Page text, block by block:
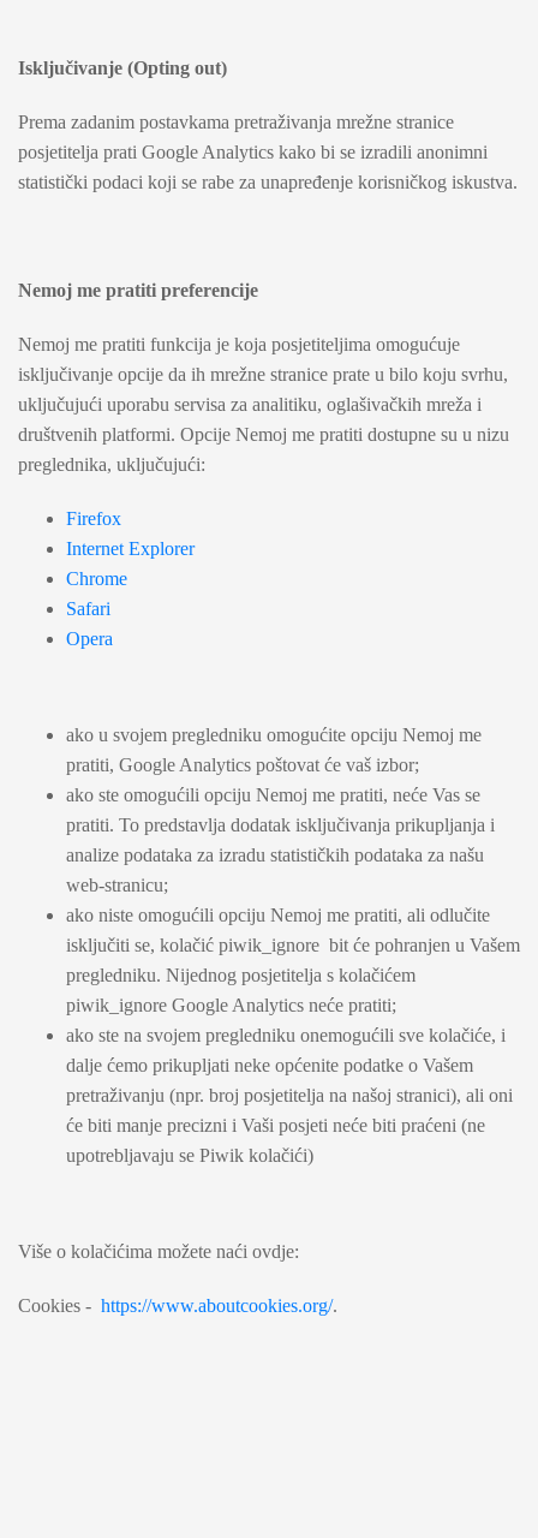
Isključivanje (Opting out)
Prema zadanim postavkama pretraživanja mrežne stranice
posjetitelja prati Google Analytics kako bi se izradili anonimni
statistički podaci koji se rabe za unapređenje korisničkog iskustva.
Nemoj me pratiti preferencije
Nemoj me pratiti funkcija je koja posjetiteljima omogućuje
isključivanje opcije da ih mrežne stranice prate u bilo koju svrhu,
uključujući uporabu servisa za analitiku, oglašivačkih mreža i
društvenih platformi. Opcije Nemoj me pratiti dostupne su u nizu
preglednika, uključujući:
Firefox
Internet Explorer
Chrome
Safari
Opera
ako u svojem pregledniku omogućite opciju Nemoj me
pratiti, Google Analytics poštovat će vaš izbor;
ako ste omogućili opciju Nemoj me pratiti, neće Vas se
pratiti. To predstavlja dodatak isključivanja prikupljanja i
analize podataka za izradu statističkih podataka za našu
web-stranicu;
ako niste omogućili opciju Nemoj me pratiti, ali odlučite
isključiti se, kolačić piwik_ignore bit će pohranjen u Vašem
pregledniku. Nijednog posjetitelja s kolačićem
piwik_ignore Google Analytics neće pratiti;
ako ste na svojem pregledniku onemogućili sve kolačiće, i
dalje ćemo prikupljati neke općenite podatke o Vašem
pretraživanju (npr. broj posjetitelja na našoj stranici), ali oni
će biti manje precizni i Vaši posjeti neće biti praćeni (ne
upotrebljavaju se Piwik kolačići)
Više o kolačićima možete naći ovdje:
Cookies - https://www.aboutcookies.org/.